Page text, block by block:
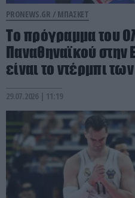
PRONEWS.GR / ΜΠΑΣΚΕΤ
Το πρόγραμμα του
Παναθηναϊκού στην
είναι το ντέρμπι
29.07.2026 | 11:19